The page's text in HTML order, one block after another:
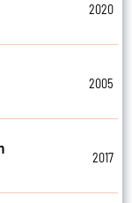
2020
2005
2017